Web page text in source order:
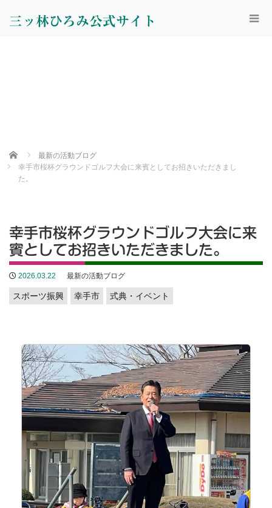
三ッ林ひろみ公式サイト
Home
最新の活動ブログ
幸手市桜杯グラウンドゴルフ大会に来賓としてお招きいただきまし
た。
幸手市桜杯グラウンドゴルフ大会に来
賓としてお招きいただきました。
2026.03.22 最新の活動ブログ
スポーツ振興 幸手市 式典・イベント